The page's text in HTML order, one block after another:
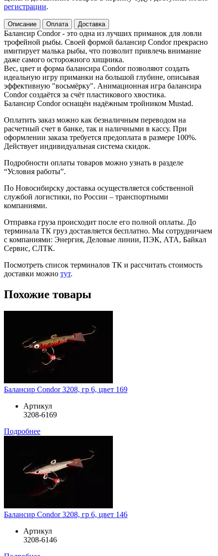
регистрации.
Описание Оплата Доставка
Балансир Condor - это одна из лучших приманок для ловли
трофейной рыбы. Своей формой балансир Condor прекрасно
имитирует малька рыбы, что позволит привлечь внимание
даже самого осторожного хищника.
Вес, цвет и форма балансира Condor позволяют создать
идеальную игру приманки на большой глубине, описывая
эффективную "восьмёрку". Анимационная игра балансира
Condor создаётся за счёт пластикового хвостика.
Балансир Condor оснащён надёжным тройником Mustad.
Оплатить заказ можно как безналичным переводом на
расчетный счет в банке, так и наличными в кассу. При
оформлении заказа требуется предоплата в размере 100%.
Действует индивидуальная система скидок.
Подробности оплаты товаров можно узнать в разделе
“Условия работы”.
По Новосибирску доставка осуществляется собственной
службой логистики, по России – транспортными
компаниями.
Отправка груза происходит после его полной оплаты. До
терминала ТК груз доставляется бесплатно. Мы сотрудничаем
с компаниями: Энергия, Деловые линии, ПЭК, АТА, Байкал
Сервис, СЛТК.
Посмотреть список терминалов ТК и рассчитать стоимость
доставки можно тут.
Похожие товары
Балансир Condor 3208, гр 6, цвет 169
Артикул
3208-6169
Подробнее
Балансир Condor 3208, гр 6, цвет 146
Артикул
3208-6146